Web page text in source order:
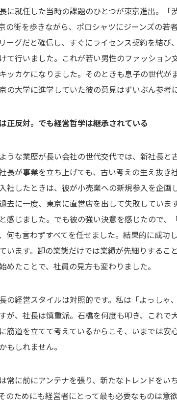
に就任した当時の課題のひとつが東京進出。「
の街を歩きながら、ポロシャツにジーンズの若
ーグだと確信し、すぐにライセンス契約を結び
て行いました。これが若い男性のファッション
ッカケになりました。そのときも息子の世代が
の大学に進学していた彼の意見はずいぶん参考
正反対。でも経営哲学は継承されている
うな業歴が長い会社の世代交代では、新社長と
長が事業を立ち上げても、古い考えの生え抜き
社したときは、彼が小売業への新規参入を企画
去に一度、東京に直営店を出して失敗していま
感じました。でも彼の強い決意を感じたので、
何も言わずすべてを任せました。結果的に成功
います。卸の業態だけでは業績が先細りするこ
めたことで、社員の見方も変わりました。
の経営スタイルは対照的です。私は「よっしゃ
が、社長は慎重派。石橋を何度も叩き、これで
筋道を立てて考えているからこそ、いまでは安
もしれません。
常に前にアンテナを張り、新たなトレンドをい
のためにも経営者にとって最も必要なものは意